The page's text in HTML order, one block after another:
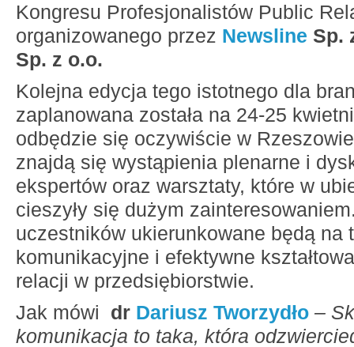
Kongresu Profesjonalistów Public
organizowanego przez Newsline Sp.
Sp. z o.o.
Kolejna edycja tego istotnego dla
zaplanowana została na 24-25
odbędzie się oczywiście w
znajdą się wystąpienia plenarne i
ekspertów oraz warsztaty, które w
cieszyły się dużym
uczestników ukierunkowane będą na
komunikacyjne i efektywne
relacji w przedsiębiorstwie.
Jak mówi dr Dariusz Tworzydło –
komunikacja to taka, która